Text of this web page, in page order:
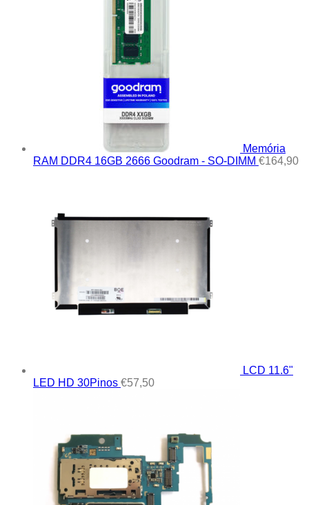
Memória
RAM DDR4 16GB 2666 Goodram - SO-DIMM €164,90
LCD 11.6"
LED HD 30Pinos €57,50